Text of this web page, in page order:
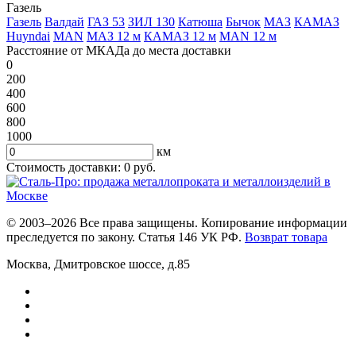
Газель
Газель Валдай ГАЗ 53 ЗИЛ 130 Катюша Бычок МАЗ КАМАЗ
Huyndai MAN МАЗ 12 м КАМАЗ 12 м MAN 12 м
Расстояние от МКАДа до места доставки
0
200
400
600
800
1000
км
Стоимость доставки: 0 руб.
© 2003–2026 Все права защищены. Копирование информации
преследуется по закону. Статья 146 УК РФ. Возврат товара
Москва, Дмитровское шоссе, д.85